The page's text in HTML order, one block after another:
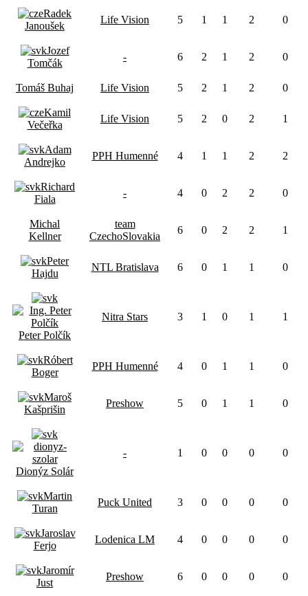
Radek
Janoušek
Life Vision 5 1 1 2 0
Jozef
Tomčák
- 6 2 1 2 0
Tomáš Buhaj Life Vision 5 2 1 2 0
Kamil
Večeřka
Life Vision 5 2 0 2 1
Adam
Andrejko
PPH Humenné 4 1 1 2 2
Richard
Fiala
- 4 0 2 2 0
Michal
Kellner
team
CzechoSlovakia
6 0 2 2 1
Peter
Hajdu
NTL Bratislava 6 0 1 1 0
Peter Polčík
Nitra Stars 3 1 0 1 1
Róbert
Boger
PPH Humenné 4 0 1 1 0
Maroš
Kašprišin
Preshow 5 0 1 1 0
Dionýz Solár
- 1 0 0 0 0
Martin
Turan
Puck United 3 0 0 0 0
Jaroslav
Ferjo
Lodenica LM 4 0 0 0 0
Jaromír
Just
Preshow 6 0 0 0 0